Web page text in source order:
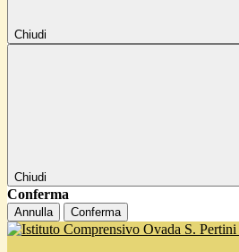
Chiudi
Chiudi
Conferma
Annulla Conferma